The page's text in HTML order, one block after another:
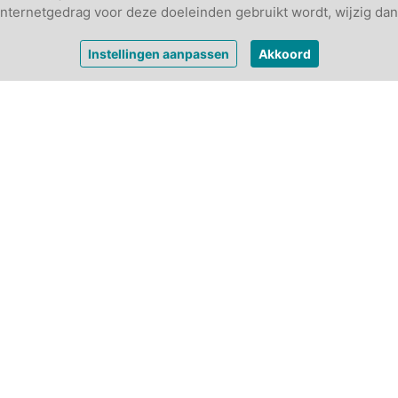
voor deze doeleinden gebruikt wordt, wijzig
Instellingen aanpassen Akkoord